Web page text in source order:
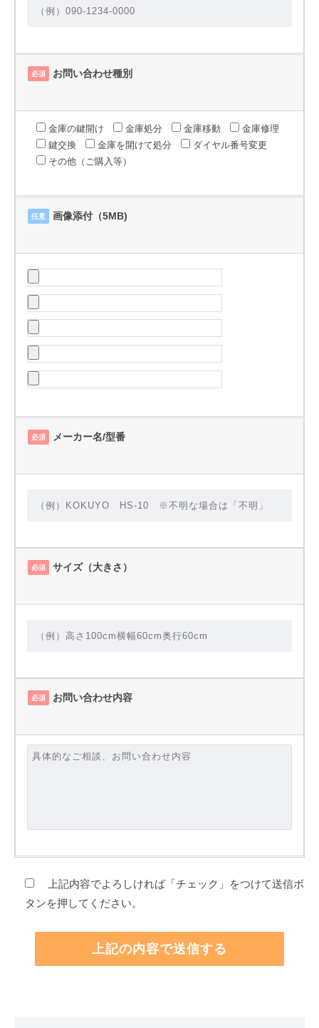
必須 お問い合わせ種別
金庫の鍵開け 金庫処分 金庫移動
金庫修理
鍵交換
金庫を開けて処分
ダイヤル番号変更
その他（ご購入等）
任意 画像添付（5MB)
必須 メーカー名/型番
必須 サイズ（大きさ）
必須 お問い合わせ内容
上記内容でよろしければ「チェック」をつけて送信ボ
タンを押してください。